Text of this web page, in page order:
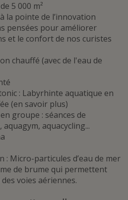
5 000 m²
la pointe de l’innovation
pensées pour améliorer
et le confort de nos curistes
chauffé (avec de l'eau de
: Labyrhinte aquatique en
(en savoir plus)
groupe : séances de
aquacycling...
: Micro-particules d’eau de mer
de brume qui permettent
voies aériennes.